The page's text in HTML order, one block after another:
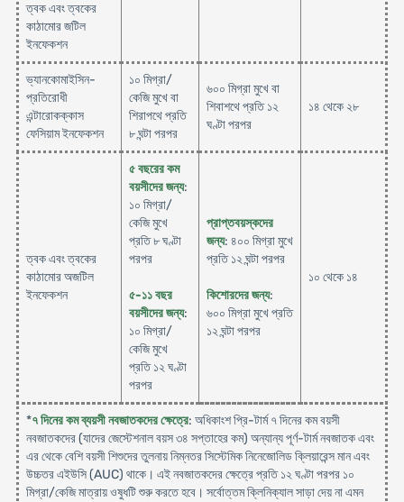
ত্বক এবং ত্বকের
কাঠামোর জটিল
ইনফেকশন
ভ্যানকোমাইসিন-
প্রতিরোধী
এন্টারোকক্কাস
ফেসিয়াম ইনফেকশন
১০ মিগ্রা/
কেজি মুখে বা
শিরাপথে প্রতি
৮ ঘন্টা পরপর
৬০০ মিগ্রা মুখে বা
শিবাশথে প্রতি ১২
ঘণ্টা পরপর
১৪ থেকে ২৮
ত্বক এবং ত্বকের
কাঠামোর অজটিল
ইনফেকশন
৫ বছরের কম
বয়সীদের জন্য:
১০ মিগ্রা/
কেজি মুখে
প্রতি ৮ ঘণ্টা
পরপর
৫-১১ বছর
বয়সীদের জন্য:
১০ মিগ্রা/
কেজি মুখে
প্রতি ১২ ঘণ্টা
পরপর
প্রাপ্তবয়স্কদের
জন্য: ৪০০ মিগ্রা মুখে
প্রতি ১২ ঘন্টা পরপর
কিশোরদের জন্য:
৬০০ মিগ্রা মুখে প্রতি
১২ ঘন্টা পরপর
১০ থেকে ১৪
*৭ দিনের কম ব্যয়সী নবজাতকদের ক্ষেত্রে: অধিকাংশ প্রি-টার্ম ৭ দিনের কম বয়সী
নবজাতকদের (যাদের জেস্টেশনাল বয়স ৩৪ সপ্তাহের কম) অন্যান্য পূর্ণ-টার্ম নবজাতক এবং
এর থেকে বেশি বয়সী শিশুদের তুলনায় নিম্নতর সিস্টেমিক নিনেজোলিড ক্লিয়ারেন্স মান এবং
উচ্চতর এইউসি (AUC) থাকে। এই নবজাতকদের ক্ষেত্রে প্রতি ১২ ঘণ্টা পরপর ১০
মিগ্রা/কেজি মাত্রায় ওষুধটি শুরু করতে হবে। সর্বোত্তম ক্লিনিক্যাল সাড়া দেয় না এমন